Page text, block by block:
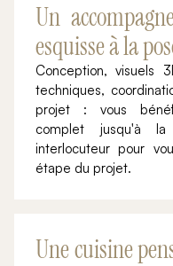
Un
esquisse à la
Conception, visuels
techniques,
projet : vous
complet jusqu'à
interlocuteur pour
étape du projet.
Une cuisine